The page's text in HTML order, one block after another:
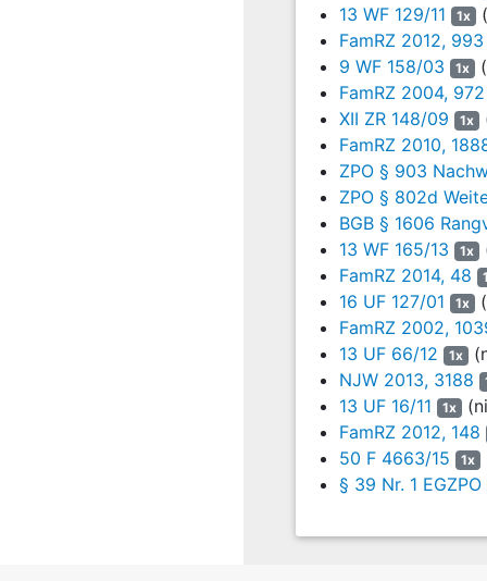
lebensnotwendig auf
zeitnah um die
Weiter kommt hinzu,
die Begleichung des
die Voraussetzungen
ermitteln sind.
von rückständigem
ein Jahr oder länger
für die Vergangenheit
b) Bei der
Dezember 2003 -
2 WF 82/13,
FamRZ 2012, 993 :
großzügiger zu
Geltendmachung
solche kümmern
Unterhaltsanspruchs
werden sollen (vgl.
136, 137).
13 WF 129/11
1x
FamRZ 2012, 993
9 WF 158/03
1x
FamRZ 2004, 972
XII ZR 148/09
1x
FamRZ 2010,
ZPO § 903
ZPO § 802d
BGB § 1606
13 WF 165/13 1x
FamRZ 2014, 48
16 UF 127/01
1x
FamRZ 2002,
13 UF 66/12
1x
NJW 2013, 3188
13 UF 16/11
1x
FamRZ 2012, 148
50 F 4663/15
1x
§ 39 Nr. 1 EGZPO